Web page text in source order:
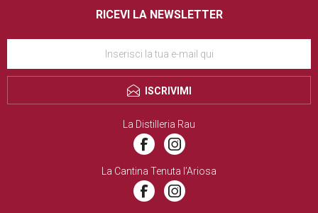
RICEVI LA NEWSLETTER
ISCRIVIMI
La Distilleria Rau
La Cantina Tenuta l’Ariosa